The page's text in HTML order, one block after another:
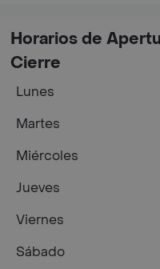
Horarios de
Cierre
Lunes
Martes
Miércoles
Jueves
Viernes
Sábado